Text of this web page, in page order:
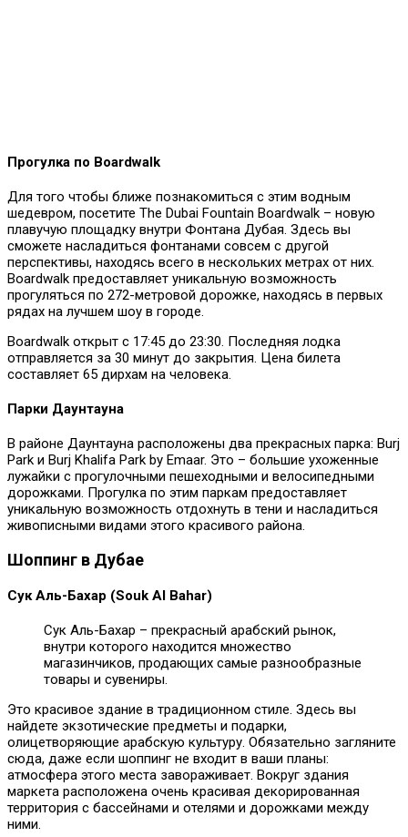
Прогулка по Boardwalk
Для того чтобы ближе познакомиться с этим водным
шедевром, посетите The Dubai Fountain Boardwalk – новую
плавучую площадку внутри Фонтана Дубая. Здесь вы
сможете насладиться фонтанами совсем с другой
перспективы, находясь всего в нескольких метрах от них.
Boardwalk предоставляет уникальную возможность
прогуляться по 272-метровой дорожке, находясь в первых
рядах на лучшем шоу в городе.
Boardwalk открыт с 17:45 до 23:30. Последняя лодка
отправляется за 30 минут до закрытия. Цена билета
составляет 65 дирхам на человека.
Парки Даунтауна
В районе Даунтауна расположены два прекрасных парка: Burj
Park и Burj Khalifa Park by Emaar. Это – большие ухоженные
лужайки с прогулочными пешеходными и велосипедными
дорожками. Прогулка по этим паркам предоставляет
уникальную возможность отдохнуть в тени и насладиться
живописными видами этого красивого района.
Шоппинг в Дубае
Сук Аль-Бахар (Souk Al Bahar)
Сук Аль-Бахар – прекрасный арабский рынок,
внутри которого находится множество
магазинчиков, продающих самые разнообразные
товары и сувениры.
Это красивое здание в традиционном стиле. Здесь вы
найдете экзотические предметы и подарки,
олицетворяющие арабскую культуру. Обязательно загляните
сюда, даже если шоппинг не входит в ваши планы:
атмосфера этого места завораживает. Вокруг здания
маркета расположена очень красивая декорированная
территория с бассейнами и отелями и дорожками между
ними.